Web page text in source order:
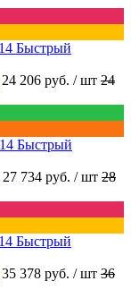
Быстрый
24 206 руб. / шт 24
Быстрый
27 734 руб. / шт 28
Быстрый
35 378 руб. / шт 36